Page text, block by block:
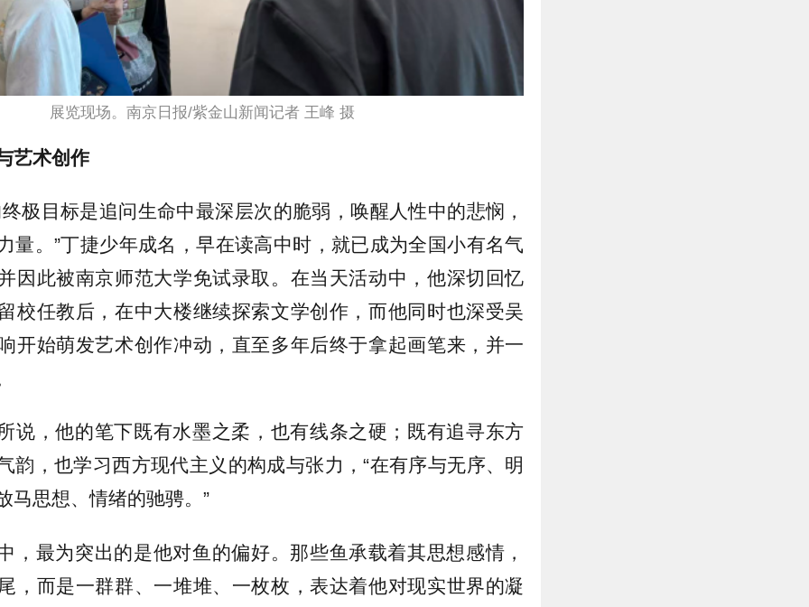
展览现场。南京日报/紫金山新闻记者 王峰 摄
艺术创作
极目标是追问生命中最深层次的脆弱，唤醒人性中的悲悯，
量。”丁捷少年成名，早在读高中时，就已成为全国小有名气
因此被南京师范大学免试录取。在当天活动中，他深切回忆
校任教后，在中大楼继续探索文学创作，而他同时也深受吴
开始萌发艺术创作冲动，直至多年后终于拿起画笔来，并一
说，他的笔下既有水墨之柔，也有线条之硬；既有追寻东方
韵，也学习西方现代主义的构成与张力，“在有序与无序、明
马思想、情绪的驰骋。”
，最为突出的是他对鱼的偏好。那些鱼承载着其思想感情，
，而是一群群、一堆堆、一枚枚，表达着他对现实世界的凝